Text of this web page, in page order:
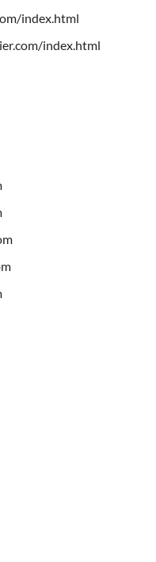
index.html
index.html